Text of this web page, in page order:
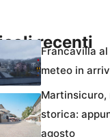
recenti
Francavilla
meteo in
Martinsicuro,
storica:
agosto